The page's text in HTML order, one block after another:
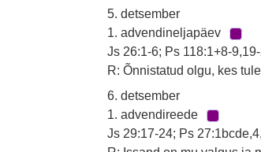
5. detsember
1. advendineljapäev
Js 26:1-6; Ps 118:1+8-
R: Õnnistatud olgu, kes
6. detsember
1. advendireede
Js 29:17-24; Ps